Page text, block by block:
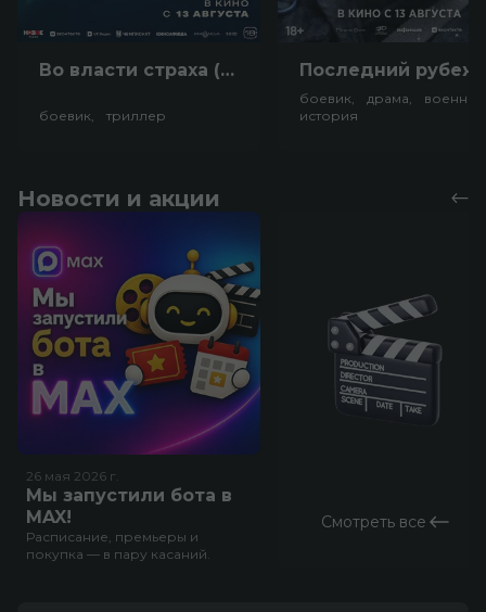
Во власти страха (18+)
боевик, триллер
боевик, драма,
история
Новости и акции
26 мая 2026 г.
Мы запустили бота в
MAX!
Расписание, премьеры и
покупка — в пару касаний.
Смотреть все